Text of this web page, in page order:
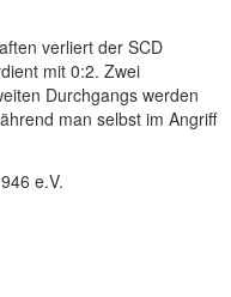
verliert der SCD
mit 0:2. Zwei
Durchgangs werden
man selbst im Angriff